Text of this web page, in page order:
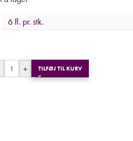
6 fl. pr. stk.
+ TILFØJ TIL KURV